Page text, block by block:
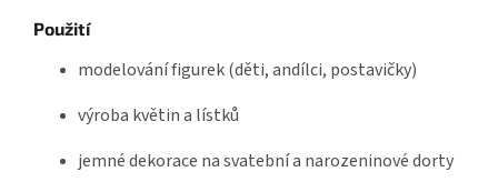
Použití
modelování figurek (děti, andílci, postavičky)
výroba květin a lístků
jemné dekorace na svatební a narozeninové dorty